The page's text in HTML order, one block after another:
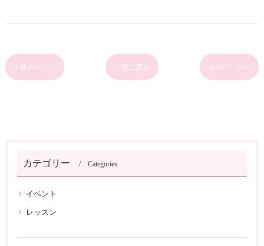
< 前のページ 一覧に戻る 次のページ >
カテゴリー Categories
イベント
レッスン